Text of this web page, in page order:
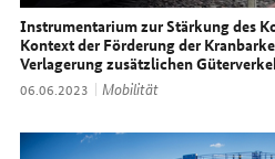
Instrumentarium zur Stärkung des
Kontext der Förderung der
Verlagerung zusätzlichen
Datum:
06.06.2023 Thema:
Mobilität